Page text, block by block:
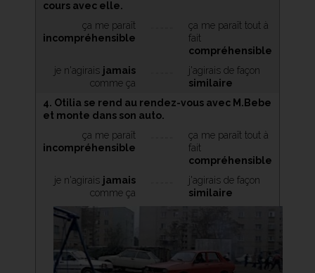
cours avec elle.
ça me paraît
incompréhensible
ça me paraît tout à
fait
compréhensible
je n'agirais jamais
comme ça
j'agirais de façon
similaire
4. Otilia se rend au rendez-vous avec M.Bebe
et monte dans son auto.
ça me paraît
incompréhensible
ça me paraît tout à
fait
compréhensible
je n'agirais jamais
comme ça
j'agirais de façon
similaire